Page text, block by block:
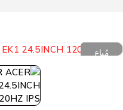
مُباع